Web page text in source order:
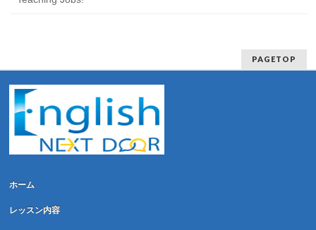
PAGETOP
ホーム
レッスン内容